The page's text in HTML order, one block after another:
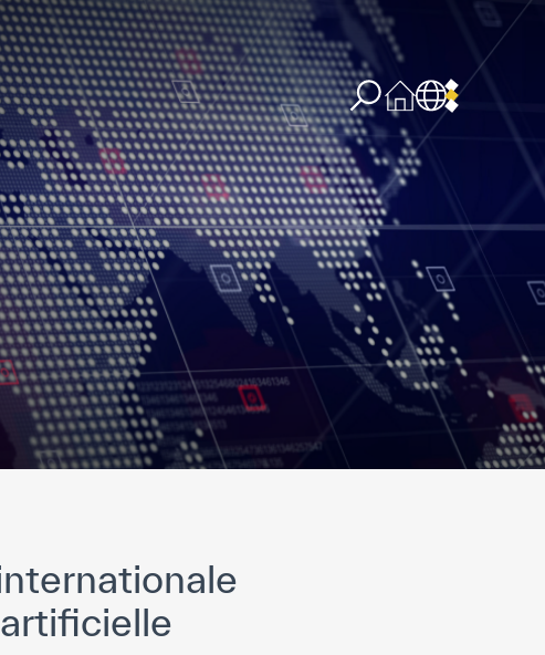
concernant l’IA PPSSI Droit d’auteur Clause de non-responsabilité